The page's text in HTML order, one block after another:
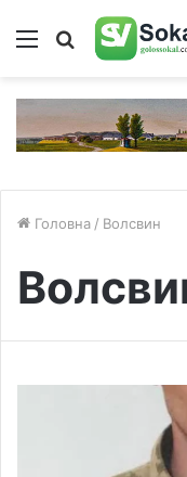
Меню Пошук
Головна / Волсвин